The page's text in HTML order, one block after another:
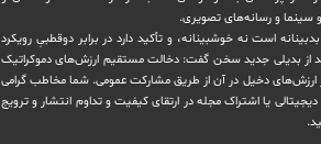
سینما و رسانه‌های تصویری.
بدبینانه است نه خوشبینانه، و تأکید دارد ‏در برابر دوقطبیِ رویکرد
از بدیلی جدید سخن گفت: دخالت مستقیم ارزش‌های دموکراتیک
ارزش‌های دخيل در آن از طریق مشاركت عمومی. شما مخاطب گرامی
یا ‏اشتراک مجله در ارتقای کیفیت و تداوم انتشار و ترویج